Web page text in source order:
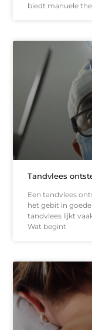
biedt manuele
Tandvlees
Een tandvlees
het gebit in
tandvlees lijkt
Wat begint